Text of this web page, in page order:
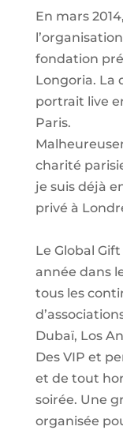
En mars
fondation
Longoria. La
portrait live
Paris.
charité
je suis déjà
privé à
Le Global
année dans
tous les
Dubaï, Los
Des VIP et
et de tout
soirée. Une
organisée